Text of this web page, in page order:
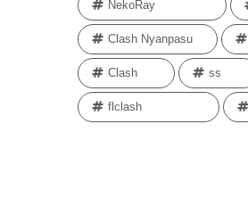
NekoRay
Clash Nyanpasu
Clash ss
flclash